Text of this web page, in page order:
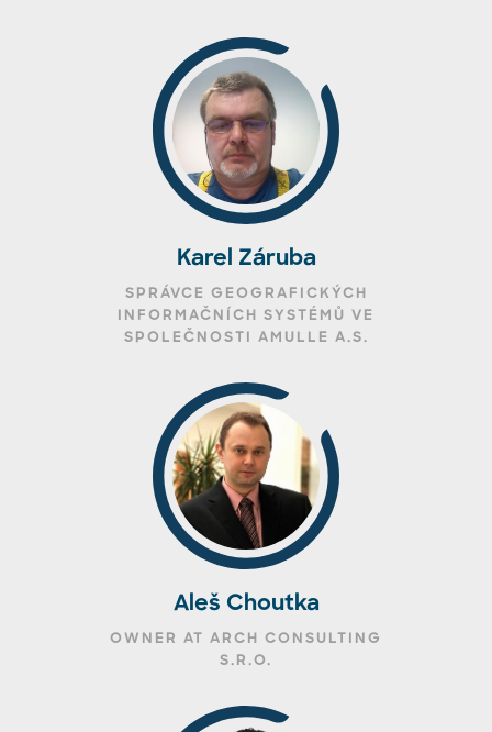
Karel Záruba
SPRÁVCE GEOGRAFICKÝCH
INFORMAČNÍCH SYSTÉMŮ VE
SPOLEČNOSTI AMULLE A.S.
Aleš Choutka
OWNER AT ARCH CONSULTING
S.R.O.